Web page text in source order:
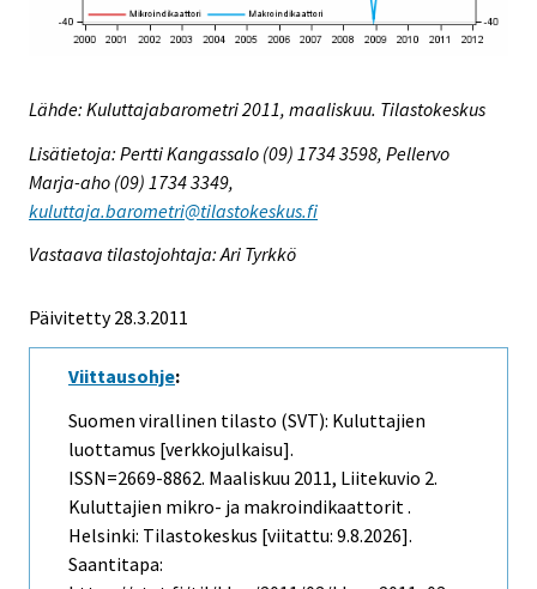
Lähde: Kuluttajabarometri 2011, maaliskuu. Tilastokeskus
Lisätietoja: Pertti Kangassalo (09) 1734 3598, Pellervo
Marja-aho (09) 1734 3349,
kuluttaja.barometri@tilastokeskus.fi
Vastaava tilastojohtaja: Ari Tyrkkö
Päivitetty 28.3.2011
Viittausohje:
Suomen virallinen tilasto (SVT): Kuluttajien
luottamus [verkkojulkaisu].
ISSN=2669-8862. Maaliskuu 2011, Liitekuvio 2.
Kuluttajien mikro- ja makroindikaattorit .
Helsinki: Tilastokeskus [viitattu: 9.8.2026].
Saantitapa: